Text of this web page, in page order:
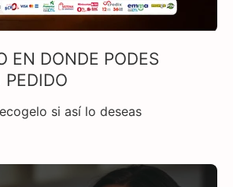
EN DONDE PODES
PEDIDO
si así lo deseas